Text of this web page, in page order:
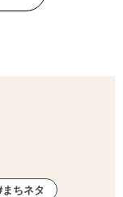
まちネタ